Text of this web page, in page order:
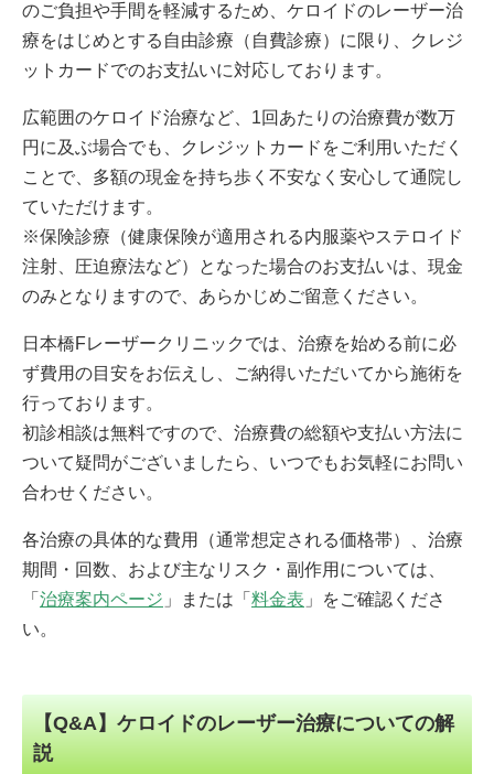
のご負担や手間を軽減するため、ケロイドのレーザー治
療をはじめとする自由診療（自費診療）に限り、クレジ
ットカードでのお支払いに対応しております。
広範囲のケロイド治療など、1回あたりの治療費が数万
円に及ぶ場合でも、クレジットカードをご利用いただく
ことで、多額の現金を持ち歩く不安なく安心して通院し
ていただけます。
※保険診療（健康保険が適用される内服薬やステロイド
注射、圧迫療法など）となった場合のお支払いは、現金
のみとなりますので、あらかじめご留意ください。
日本橋Fレーザークリニックでは、治療を始める前に必
ず費用の目安をお伝えし、ご納得いただいてから施術を
行っております。
初診相談は無料ですので、治療費の総額や支払い方法に
ついて疑問がございましたら、いつでもお気軽にお問い
合わせください。
各治療の具体的な費用（通常想定される価格帯）、治療
期間・回数、および主なリスク・副作用については、
「 治療案内ページ 」または「 料金表 」をご確認くださ
い。
【Q&A】ケロイドのレーザー治療についての解
説